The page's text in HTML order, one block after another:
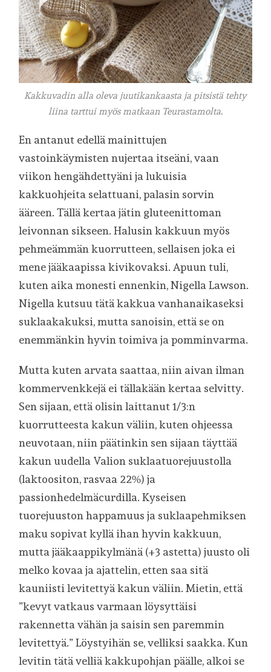
Kakkuvadin alla oleva juutikankaasta ja pitsistä tehty
liina tarttui myös matkaan Teurastamolta.
En antanut edellä mainittujen
vastoinkäymisten nujertaa itseäni, vaan
viikon hengähdettyäni ja lukuisia
kakkuohjeita selattuani, palasin sorvin
ääreen. Tällä kertaa jätin gluteenittoman
leivonnan sikseen. Halusin kakkuun myös
pehmeämmän kuorrutteen, sellaisen joka ei
mene jääkaapissa kivikovaksi. Apuun tuli,
kuten aika monesti ennenkin, Nigella Lawson.
Nigella kutsuu tätä kakkua vanhanaikaseksi
suklaakakuksi, mutta sanoisin, että se on
enemmänkin hyvin toimiva ja pomminvarma.
Mutta kuten arvata saattaa, niin aivan ilman
kommervenkkejä ei tällakään kertaa selvitty.
Sen sijaan, että olisin laittanut 1/3:n
kuorrutteesta kakun väliin, kuten ohjeessa
neuvotaan, niin päätinkin sen sijaan täyttää
kakun uudella Valion suklaatuorejuustolla
(laktoositon, rasvaa 22%) ja
passionhedelmäcurdilla. Kyseisen
tuorejuuston happamuus ja suklaapehmiksen
maku sopivat kyllä ihan hyvin kakkuun,
mutta jääkaappikylmänä (+3 astetta) juusto oli
melko kovaa ja ajattelin, etten saa sitä
kauniisti levitettyä kakun väliin. Mietin, että
”kevyt vatkaus varmaan löysyttäisi
rakennetta vähän ja saisin sen paremmin
levitettyä.” Löystyihän se, velliksi saakka. Kun
levitin tätä velliä kakkupohjan päälle, alkoi se